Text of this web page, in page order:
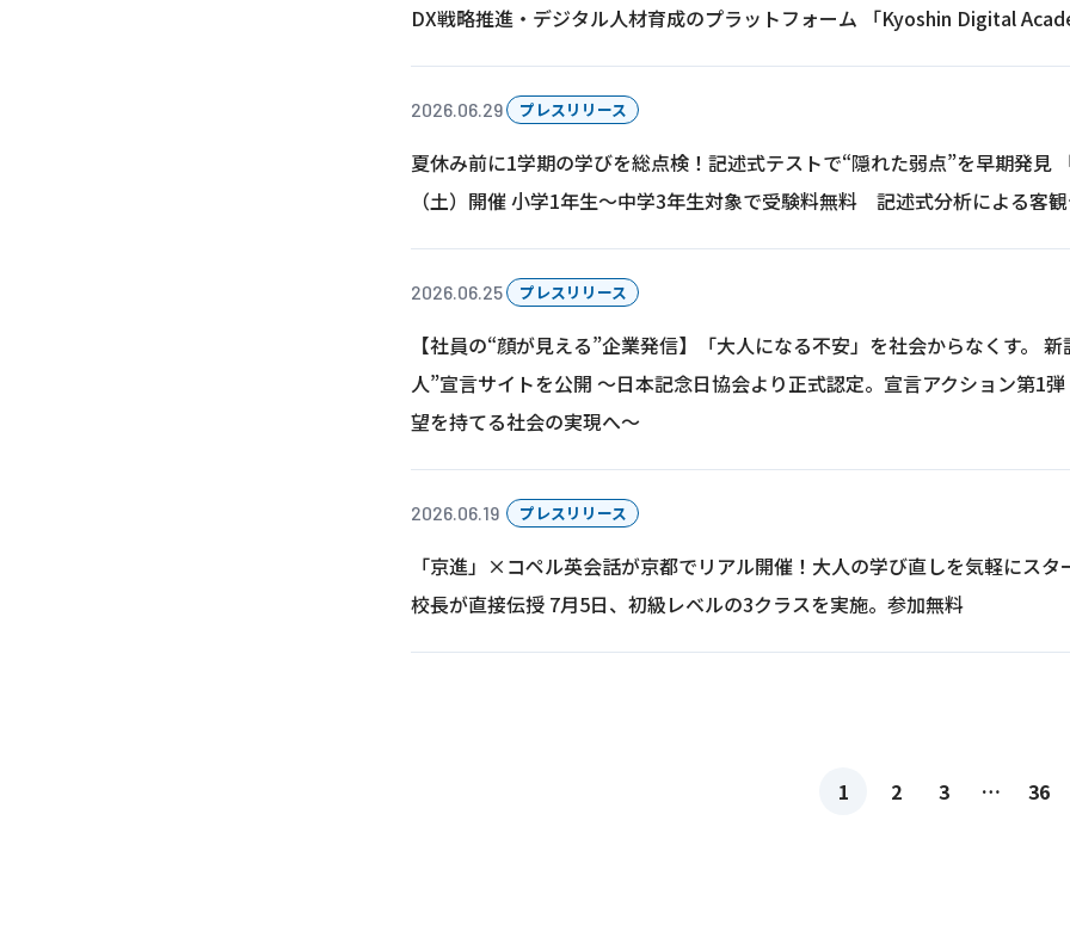
DX戦略推進・デジタル人材育成のプラットフォーム 「Kyoshin Digital
2026.06.29 プレスリリース
夏休み前に1学期の学びを総点検！記述式テストで“隠れた弱点”を早期発見
（土）開催 小学1年生～中学3年生対象で受験料無料 記述式分析による客
2026.06.25 プレスリリース
【社員の“顔が見える”企業発信】「大人になる不安」を社会からなくす。
人”宣言サイトを公開 〜日本記念日協会より正式認定。宣言アクション第1
望を持てる社会の実現へ〜
2026.06.19 プレスリリース
「京進」×コペル英会話が京都でリアル開催！大人の学び直しを気軽にス
校長が直接伝授 7月5日、初級レベルの3クラスを実施。参加無料
1 2 3 … 36